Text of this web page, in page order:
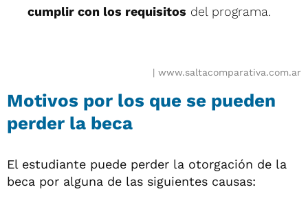
cumplir con los requisitos del programa.
www.saltacomparativa.com.ar
Motivos por los que se pueden
perder la beca
El estudiante puede perder la otorgación de la
beca por alguna de las siguientes causas: